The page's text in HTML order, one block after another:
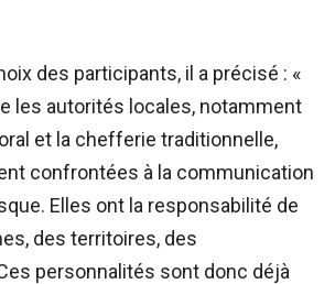
des participants, il a précisé : «
les autorités locales, notamment
et la chefferie traditionnelle,
confrontées à la communication
Elles ont la responsabilité de
des territoires, des
personnalités sont donc déjà